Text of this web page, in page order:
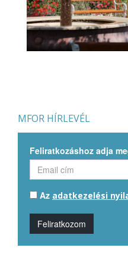
MFOR HÍRLEVÉL
Feliratkozáshoz adja
Az adatkezelési
Feliratkozom